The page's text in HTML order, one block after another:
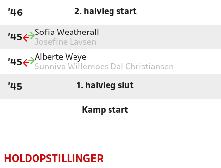
'46 2. halvleg start
'45
Sofia Weatherall
Josefine Lavsen
'45
Alberte Weye
Sunniva Willemoes Dal Christiansen
'45 1. halvleg slut
Kamp start
HOLDOPSTILLINGER